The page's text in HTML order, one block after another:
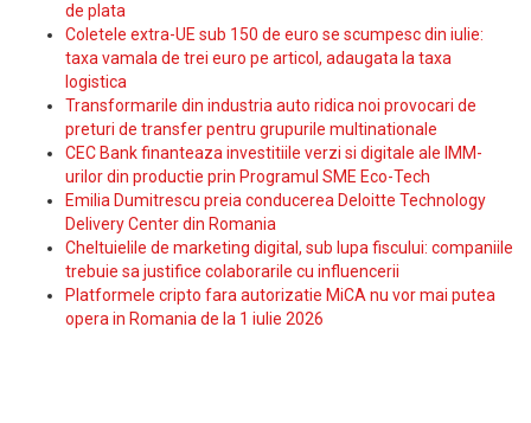
de plata
Coletele extra-UE sub 150 de euro se scumpesc din iulie:
taxa vamala de trei euro pe articol, adaugata la taxa
logistica
Transformarile din industria auto ridica noi provocari de
preturi de transfer pentru grupurile multinationale
CEC Bank finanteaza investitiile verzi si digitale ale IMM-
urilor din productie prin Programul SME Eco-Tech
Emilia Dumitrescu preia conducerea Deloitte Technology
Delivery Center din Romania
Cheltuielile de marketing digital, sub lupa fiscului: companiile
trebuie sa justifice colaborarile cu influencerii
Platformele cripto fara autorizatie MiCA nu vor mai putea
opera in Romania de la 1 iulie 2026